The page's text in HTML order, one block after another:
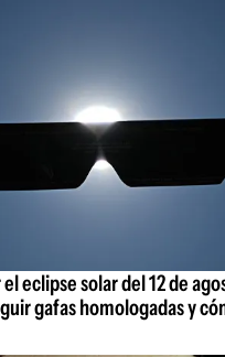
eclipse solar del 12 de
gafas homologadas y